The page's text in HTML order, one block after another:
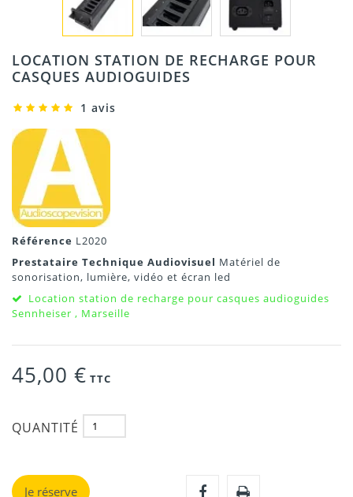
LOCATION STATION DE RECHARGE POUR
CASQUES AUDIOGUIDES
1 avis
Référence L2020
Prestataire Technique Audiovisuel Matériel de
sonorisation, lumière, vidéo et écran led
Location station de recharge pour casques audioguides
Sennheiser , Marseille
45,00 € TTC
QUANTITÉ
Je réserve